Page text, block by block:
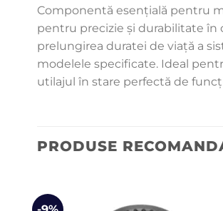
Componentă esențială pentru
pentru precizie și durabilitate în
prelungirea duratei de viață a
modelele specificate. Ideal
utilajul în stare perfectă de
PRODUSE